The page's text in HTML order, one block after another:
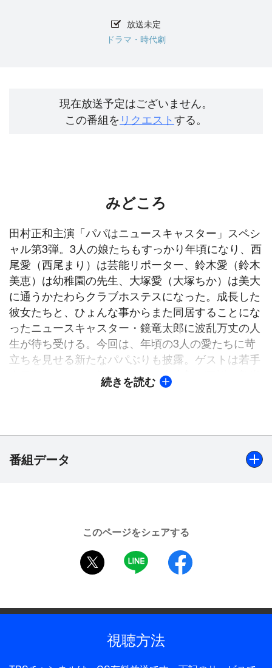
放送未定
ドラマ・時代劇
現在放送予定はございません。
この番組を リクエストする。
みどころ
田村正和主演「パパはニュースキャスター」スペシ
ャル第3弾。3人の娘たちもすっかり年頃になり、西
尾愛（西尾まり）は芸能リポーター、鈴木愛（鈴木
美恵）は幼稚園の先生、大塚愛（大塚ちか）は美大
に通うかたわらクラブホステスになった。成長した
彼女たちと、ひょんな事からまた同居することにな
ったニュースキャスター・鏡竜太郎に波乱万丈の人
生が待ち受ける。今回は、年頃の3人の愛たちに苛
立ちを見せる新たなパパぶりも披露。ゲストは若手
人気キャスターに風間トオル、竜太郎が口説く新米
アナに常盤貴子、その恋人に浜田雅功と超豪華キャ
かつてニュースキャスターとして華々しくTV界を
にぎわせた鏡竜太郎（田村正和）。現在はニューヨ
ーク支局勤務となり、美女ばかりをリポートする
東京に戻ったが、今や花形のニュースキャスターは
若くてハンサムな草薙吾郎（風間トオル）が務め、
同期の小暮秀夫（橋爪功）はドラマのヒットメーカ
ーとして君臨していた。その小暮に帰国祝いとして
えでを口説くが、実は彼女がもう一人の隠し子・大
続きを読む
番組データ
田村正和、西尾まり、大塚ちか、鈴木美恵、所ジョージ、
貴子、浜田雅功、伊東四朗 ほか
このページをシェアする
twitter
LINE
視聴方法